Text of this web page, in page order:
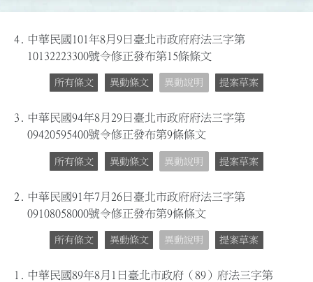
4.
中華民國101年8月9日臺北市政府府法三字第
10132223300號令修正發布第15條條文
所有條文 異動條文 異動說明 提案草案
3. 中華民國94年8月29日臺北市政府府法三字第
09420595400號令修正發布第9條條文
所有條文 異動條文 異動說明 提案草案
2.
中華民國91年7月26日臺北市政府府法三字第
09108058000號令修正發布第9條條文
所有條文 異動條文 異動說明 提案草案
1. 中華民國89年8月1日臺北市政府（89）府法三字第